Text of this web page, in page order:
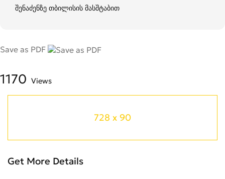
შენაძენზე თბილისის მასშტაბით
Save as PDF
1170 Views
728 x 90
Get More Details